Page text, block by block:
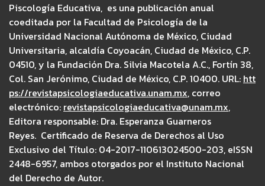
Piscología Educativa, es una publicación anual
coeditada por la Facultad de Psicología de la
Universidad Nacional Autónoma de México, Ciudad
Universitaria, alcaldía Coyoacán, Ciudad de México, C.P.
04510, y la Fundación Dra. Silvia Macotela A.C., Fortín 38,
Col. San Jerónimo, Ciudad de México, C.P. 10400. URL: htt
ps://revistapsicologiaeducativa.unam.mx, correo
electrónico: revistapsicologiaeducativa@unam.mx,
Editora responsable: Dra. Esperanza Guarneros
Reyes. Certificado de Reserva de Derechos al Uso
Exclusivo del Título: 04-2017-110613024500-203, eISSN
2448-6957, ambos otorgados por el Instituto Nacional
del Derecho de Autor.